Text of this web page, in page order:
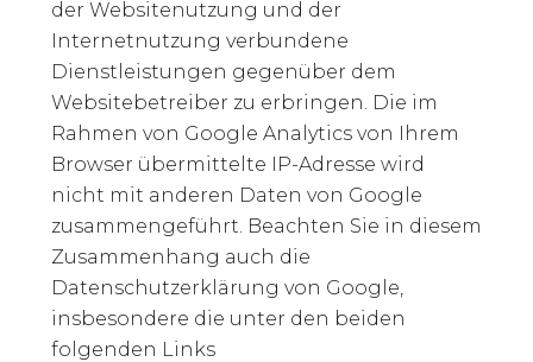
der Websitenutzung und der
Internetnutzung verbundene
Dienstleistungen gegenüber dem
Websitebetreiber zu erbringen. Die im
Rahmen von Google Analytics von Ihrem
Browser übermittelte IP-Adresse wird
nicht mit anderen Daten von Google
zusammengeführt. Beachten Sie in diesem
Zusammenhang auch die
Datenschutzerklärung von Google,
insbesondere die unter den beiden
folgenden Links